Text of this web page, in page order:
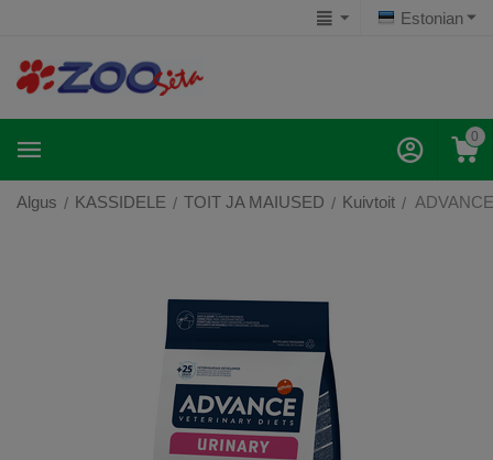
Estonian
0
Algus / KASSIDELE / TOIT JA MAIUSED / Kuivtoit /